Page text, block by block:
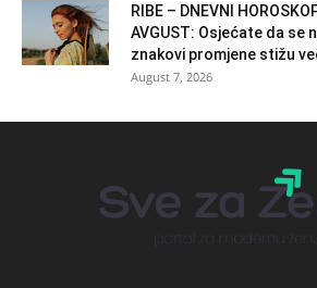
RIBE – DNEVNI
AVGUST: Osjećate da se
znakovi promjene stižu
August 7, 2026